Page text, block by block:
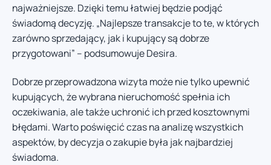
najważniejsze. Dzięki temu łatwiej będzie podjąć
świadomą decyzję. „Najlepsze transakcje to te, w których
zarówno sprzedający, jak i kupujący są dobrze
przygotowani” – podsumowuje Desira.
Dobrze przeprowadzona wizyta może nie tylko upewnić
kupujących, że wybrana nieruchomość spełnia ich
oczekiwania, ale także uchronić ich przed kosztownymi
błędami. Warto poświęcić czas na analizę wszystkich
aspektów, by decyzja o zakupie była jak najbardziej
świadoma.